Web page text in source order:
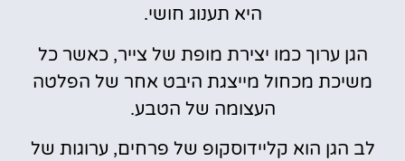
היא תענוג חושי.
הגן ערוך כמו יצירת מופת של צייר, כאשר כל
משיכת מכחול מייצגת היבט אחר של הפלטה
העצומה של הטבע.
לב הגן הוא קליידוסקופ של פרחים, ערוגות של